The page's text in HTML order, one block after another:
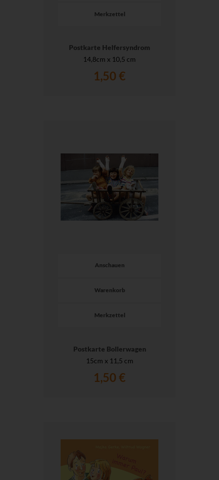
Merkzettel
Postkarte Helfersyndrom
14,8cm x 10,5 cm
1,50 €
Anschauen
Warenkorb
Merkzettel
Postkarte Bollerwagen
15cm x 11,5 cm
1,50 €